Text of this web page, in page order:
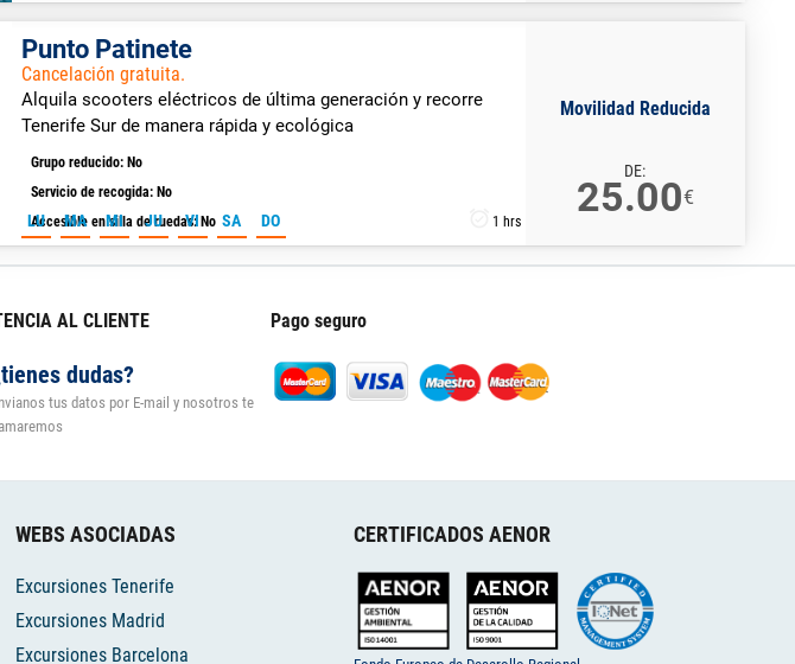
Punto Patinete
Cancelación gratuita.
Alquila scooters eléctricos de última generación y recorre
Tenerife Sur de manera rápida y ecológica
Grupo reducido: No
Servicio de recogida: No
Accesible en silla de ruedas: No
LU MA MI JU VI SA DO 1 hrs
Movilidad Reducida
DE:
25.00€
AL CLIENTE
dudas?
tus datos por E-mail y nosotros te
Pago seguro
WEBS ASOCIADAS
Excursiones Tenerife
Excursiones Madrid
Excursiones Barcelona
CERTIFICADOS AENOR